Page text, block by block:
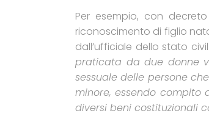
Per esempio, con
riconoscimento di figlio
dall’ufficiale dello stato
praticata da due donne
sessuale delle persone
minore, essendo compito
diversi beni costituzionali